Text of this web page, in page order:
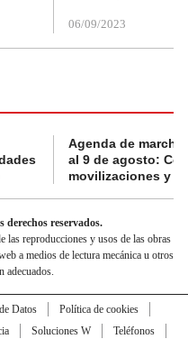
06/09/2023
Agenda de
al 9 de agosto:
movilizaciones y
reservados.
reproducciones y usos de las obras
a medios de lectura mecánica u otros
adecuados.
Datos
Política de cookies
Soluciones W
Teléfonos